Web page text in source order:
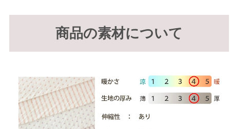
商品の素材について